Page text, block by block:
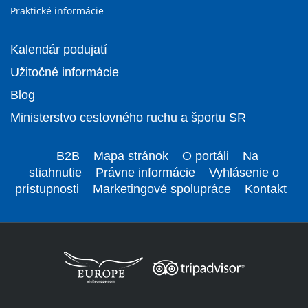
Praktické informácie
Kalendár podujatí
Užitočné informácie
Blog
Ministerstvo cestovného ruchu a športu SR
B2B Mapa stránok O portáli
Na
stiahnutie
Právne informácie
Vyhlásenie o
prístupnosti
Marketingové spolupráce Kontakt